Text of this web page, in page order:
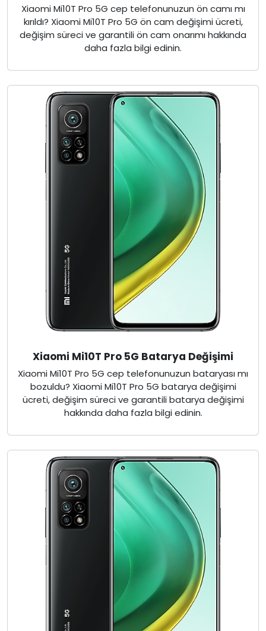
Xiaomi Mi10T Pro 5G cep telefonunuzun ön camı mı
kırıldı? Xiaomi Mi10T Pro 5G ön cam değişimi ücreti,
değişim süreci ve garantili ön cam onarımı hakkında
daha fazla bilgi edinin.
Xiaomi Mi10T Pro 5G Batarya Değişimi
Xiaomi Mi10T Pro 5G cep telefonunuzun bataryası mı
bozuldu? Xiaomi Mi10T Pro 5G batarya değişimi
ücreti, değişim süreci ve garantili batarya değişimi
hakkında daha fazla bilgi edinin.